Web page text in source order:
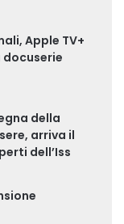
Apple TV+
docuserie
della
arriva il
dell’Iss